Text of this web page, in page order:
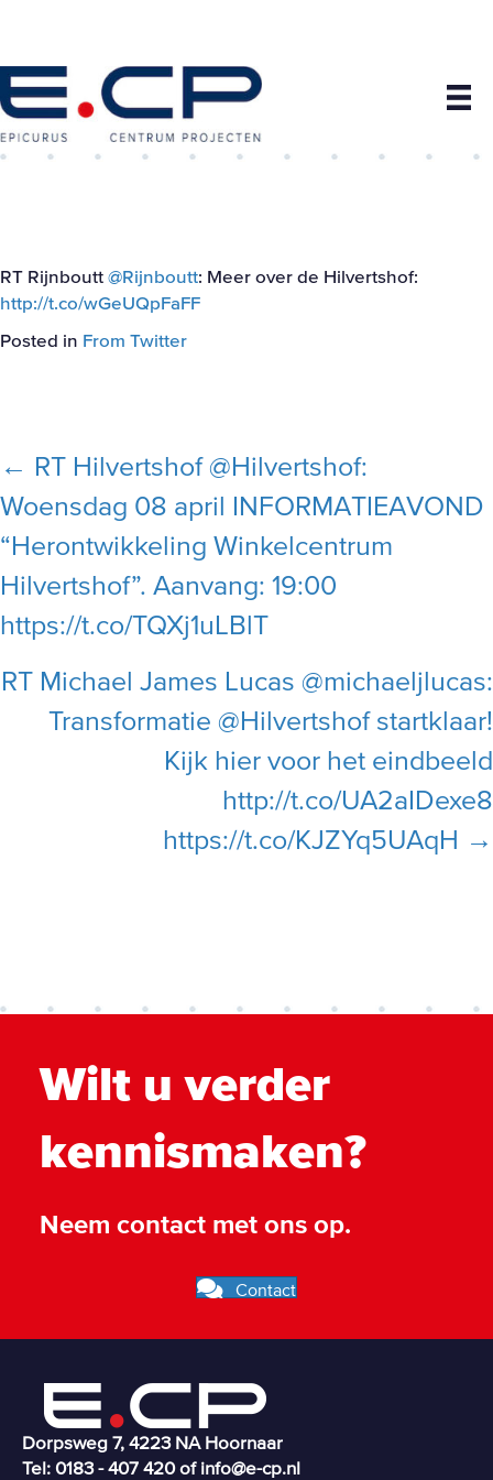
RT Rijnboutt @Rijnboutt: Meer over de Hilvertshof:
http://t.co/wGeUQpFaFF
Posted in From Twitter
Posts
navigation
← RT Hilvertshof @Hilvertshof:
Woensdag 08 april INFORMATIEAVOND
“Herontwikkeling Winkelcentrum
Hilvertshof”. Aanvang: 19:00
https://t.co/TQXj1uLBlT
RT Michael James Lucas @michaeljlucas:
Transformatie @Hilvertshof startklaar!
Kijk hier voor het eindbeeld
http://t.co/UA2aIDexe8
https://t.co/KJZYq5UAqH →
Wilt u verder
kennismaken?
Neem contact met ons op.
Contact
Dorpsweg 7, 4223 NA Hoornaar
Tel: 0183 - 407 420 of info@e-cp.nl